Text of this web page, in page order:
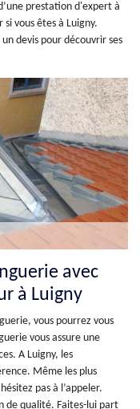
prestation d'expert à
vous êtes à Luigny.
devis pour découvrir ses
avec
à Luigny
vous pourrez vous
vous assure une
A Luigny, les
Même les plus
pas à l’appeler.
de qualité. Faites-lui part